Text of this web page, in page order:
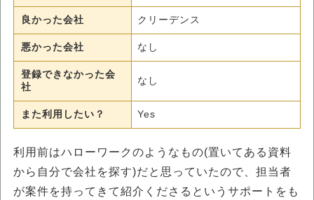
良かった会社 クリーデンス
悪かった会社 なし
登録できなかった会
社
なし
また利用したい？ Yes
利用前はハローワークのようなもの(置いてある資料
から自分で会社を探す)だと思っていたので、担当者
が案件を持ってきて紹介くださるというサポートをも